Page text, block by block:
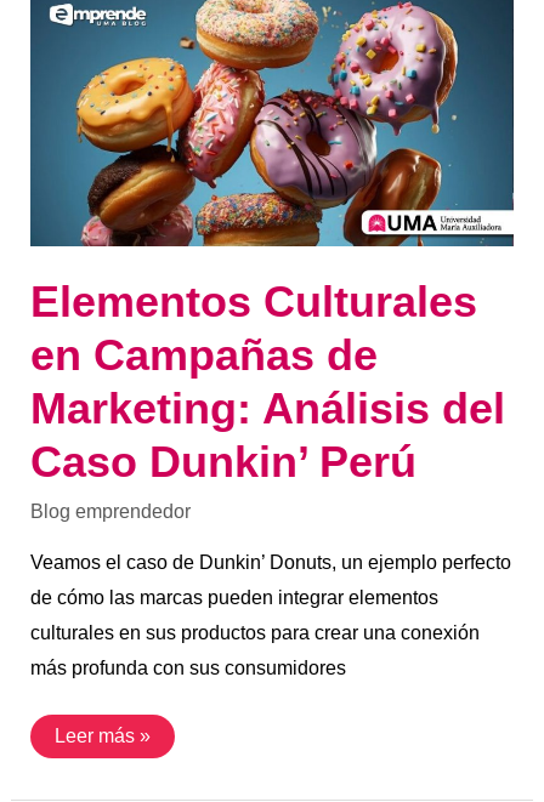
Elementos Culturales
en Campañas de
Marketing: Análisis del
Caso Dunkin’ Perú
Blog emprendedor
Veamos el caso de Dunkin’ Donuts, un ejemplo perfecto
de cómo las marcas pueden integrar elementos
culturales en sus productos para crear una conexión
más profunda con sus consumidores
Culturales
Campañas
Marketing:
Análisis
del
Dunkin’
Perú
Leer más »